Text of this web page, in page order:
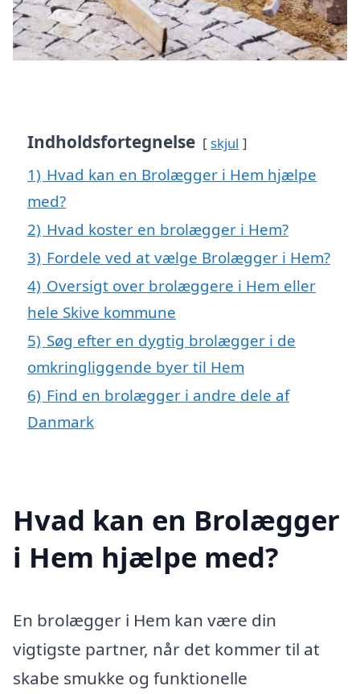
Indholdsfortegnelse skjul
1) Hvad kan en Brolægger i Hem hjælpe
med?
2) Hvad koster en brolægger i Hem?
3) Fordele ved at vælge Brolægger i Hem?
4) Oversigt over brolæggere i Hem eller
hele Skive kommune
5) Søg efter en dygtig brolægger i de
omkringliggende byer til Hem
6) Find en brolægger i andre dele af
Danmark
Hvad kan en Brolægger
i Hem hjælpe med?
En brolægger i Hem kan være din
vigtigste partner, når det kommer til at
skabe smukke og funktionelle